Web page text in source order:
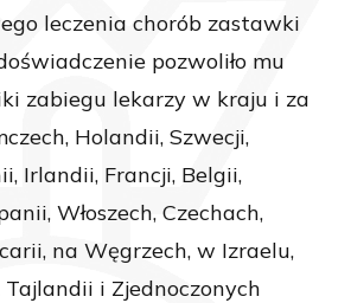
leczenia chorób zastawki
pozwoliło mu
zabiegu lekarzy w kraju i za
Holandii, Szwecji,
Irlandii, Francji, Belgii,
Włoszech, Czechach,
na Węgrzech, w Izraelu,
i Zjednoczonych